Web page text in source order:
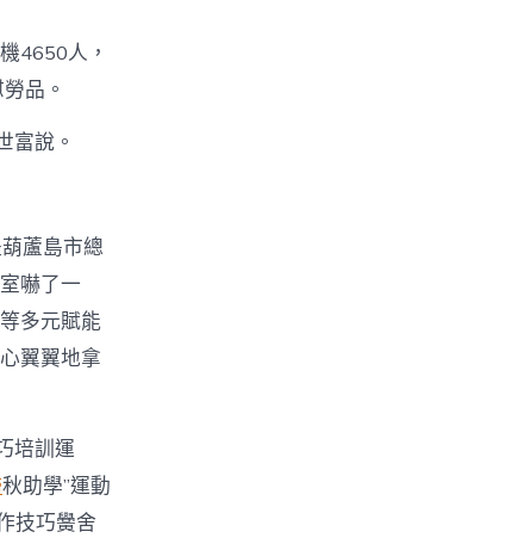
4650人，
品。
富說。
蘆島市總
嚇了一
多元賦能
翼翼地拿
培訓運
秋助學”運動
技巧黌舍